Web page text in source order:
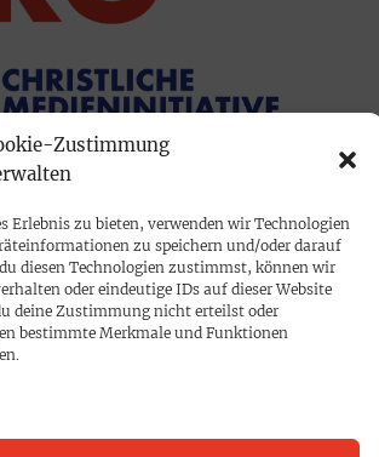
Zustimmung
Erlebnis zu bieten, verwenden wir Technologien
zu speichern und/oder darauf
diesen Technologien zustimmst, können wir
oder eindeutige IDs auf dieser Website
deine Zustimmung nicht erteilst oder
bestimmte Merkmale und Funktionen